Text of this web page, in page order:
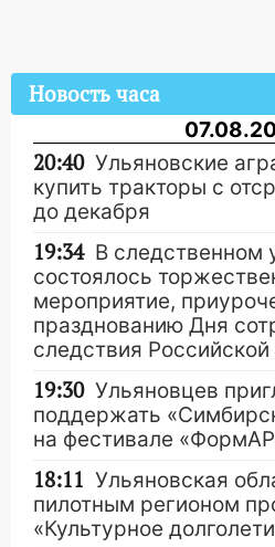
Новость часа
20:40 Ульяновские
купить тракторы с
до декабря
19:34 В следственном
состоялось
мероприятие,
празднованию Дня
следствия
19:30 Ульяновцев
поддержать
на фестивале
18:11 Ульяновская
пилотным регионом
«Культурное